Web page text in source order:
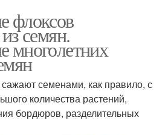
флоксов
семян.
многолетних
семенами, как правило, с
количества растений,
бордюров, разделительных